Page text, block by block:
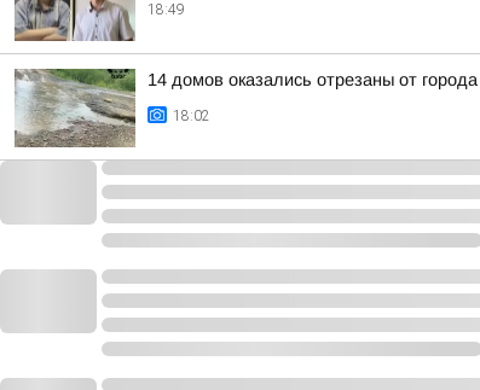
18:49
14 домов оказались отрезаны от
18:02